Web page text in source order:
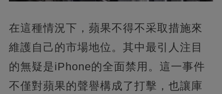
在這種情況下，蘋果不得不采取措施來
維護自己的市場地位。其中最引人注目
的無疑是iPhone的全面禁用。這一事件
不僅對蘋果的聲譽構成了打擊，也讓庫